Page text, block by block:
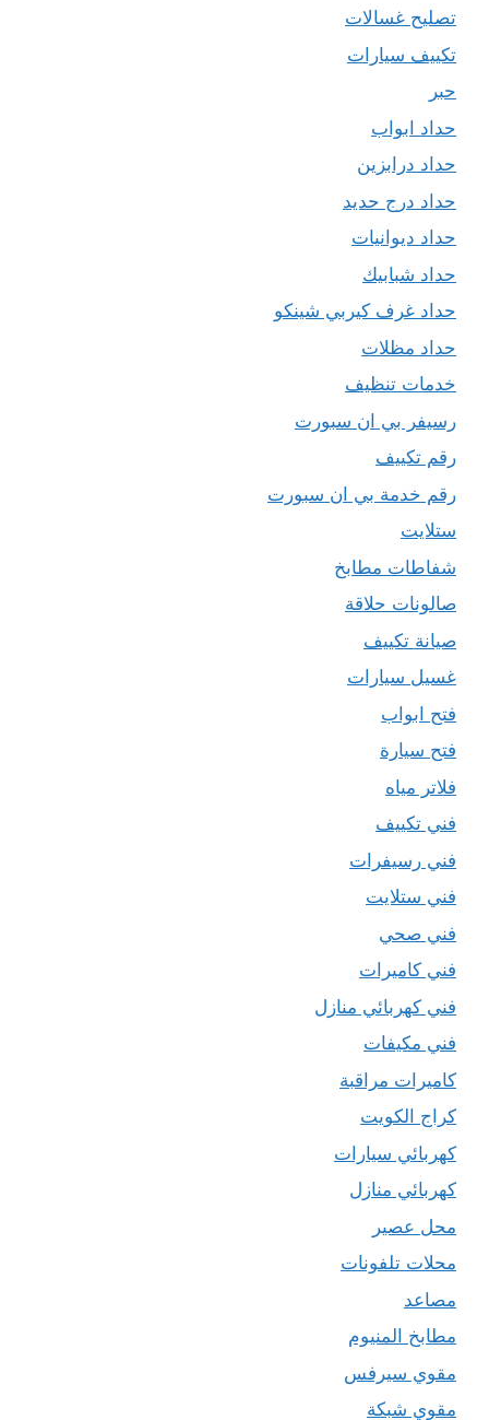
تصليح غسالات
تكييف سيارات
حبر
حداد ابواب
حداد درابزين
حداد درج حديد
حداد ديوانيات
حداد شبابيك
حداد غرف كيربي شينكو
حداد مظلات
خدمات تنظيف
رسيفر بي ان سبورت
رقم تكييف
رقم خدمة بي ان سبورت
ستلايت
شفاطات مطابخ
صالونات حلاقة
صيانة تكييف
غسيل سيارات
فتح ابواب
فتح سيارة
فلاتر مياه
فني تكييف
فني رسيفرات
فني ستلايت
فني صحي
فني كاميرات
فني كهربائي منازل
فني مكيفات
كاميرات مراقبة
كراج الكويت
كهربائي سيارات
كهربائي منازل
محل عصير
محلات تلفونات
مصاعد
مطابخ المنيوم
مقوي سيرفس
مقوي شبكة